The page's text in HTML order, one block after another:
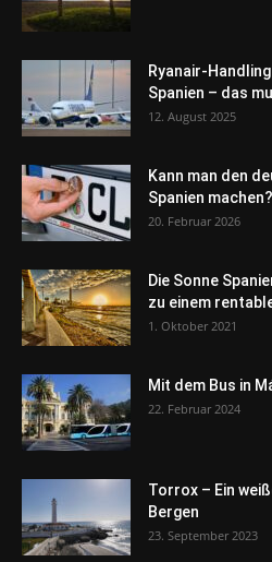
Ryanair-
Spanien – das
12. August 2025
Kann man den
Spanien machen?
20. Februar 2026
Die Sonne
zu einem
1. Oktober 2021
Mit dem Bus in
22. Februar 2024
Torrox – Ein
Bergen
23. September 2023